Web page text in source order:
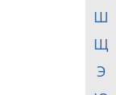
Ш
Щ
Э